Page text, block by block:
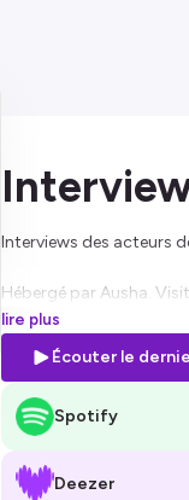
Interviews des acteurs
Hébergé par Ausha.
lire plus
Écouter le
Spotify
Deezer